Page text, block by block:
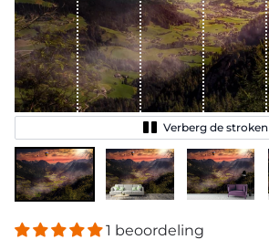
Verberg de stroken
1 beoordeling